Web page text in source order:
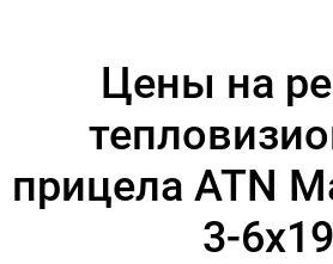
Цены на
прицела ATN
3-6x19